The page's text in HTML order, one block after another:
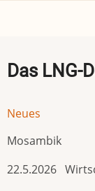
Das LNG-
Neues
Mosambik
22.5.2026